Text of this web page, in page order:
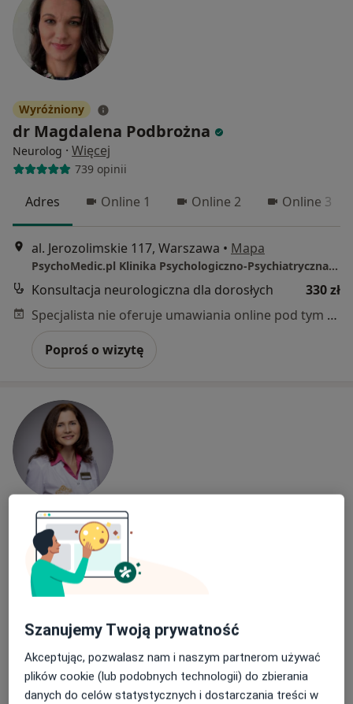
Wyróżniony
dr Magdalena Podbrożna
Neurolog · Więcej
739 opinii
Adres Online 1 Online 2 Online 3
al. Jerozolimskie 117, Warszawa • Mapa
PsychoMedic.pl Klinika Psychologiczno-Psychiatryczna Warszawa Al. Jerozolimskie 117 (METRO CENTRUM, plac Starynkiewicza)
Konsultacja neurologiczna dla dorosłych
330 zł
Specjalista nie oferuje umawiania online pod tym adresem.
Poproś o wizytę
lek. Renata Samocka
Neurolog· Więcej
181 opinii
Adres 1
ROYAL CLINIC
Konsultacja neurologiczna
od 300 zł
Szanujemy Twoją prywatność
Akceptując, pozwalasz nam i naszym partnerom używać
plików cookie (lub podobnych technologii) do zbierania
danych do celów statystycznych i dostarczania treści w